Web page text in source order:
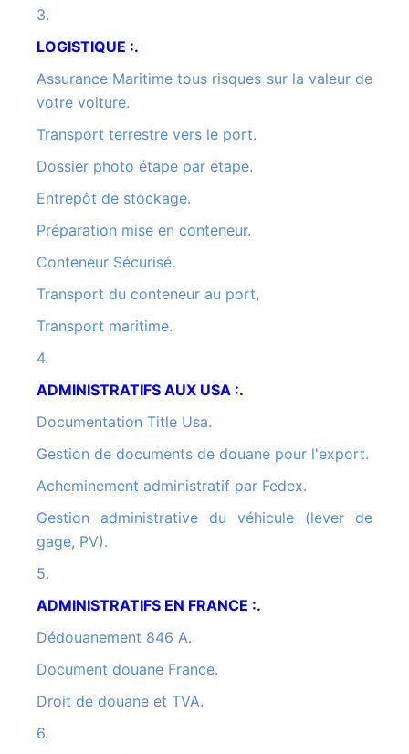
3.
LOGISTIQUE :.
Assurance Maritime tous risques sur la valeur de
votre voiture.
Transport terrestre vers le port.
Dossier photo étape par étape.
Entrepôt de stockage.
Préparation mise en conteneur.
Conteneur Sécurisé.
Transport du conteneur au port,
Transport maritime.
4.
ADMINISTRATIFS AUX USA :.
Documentation Title Usa.
Gestion de documents de douane pour l'export.
Acheminement administratif par Fedex.
Gestion administrative du véhicule (lever de
gage, PV).
5.
ADMINISTRATIFS EN FRANCE :.
Dédouanement 846 A.
Document douane France.
Droit de douane et TVA.
6.